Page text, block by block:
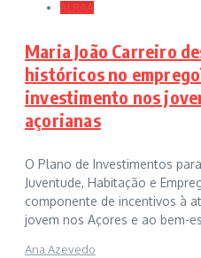
ALRAA
Maria João Carreiro
históricos no
investimento nos
açorianas
O Plano de Investimentos
Juventude, Habitação e
componente de incentivos à
jovem nos Açores e ao bem-
Ana Azevedo